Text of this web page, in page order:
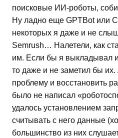
поисковые ИИ-роботы,
Ну ладно еще GPTBot или
некоторых я даже и не
Semrush… Налетели, как
им. Если бы я выкладывал
то даже и не заметил бы их.
проблему и восстановить
было не написал
удалось установлением
считывать с него данные
большинство из них